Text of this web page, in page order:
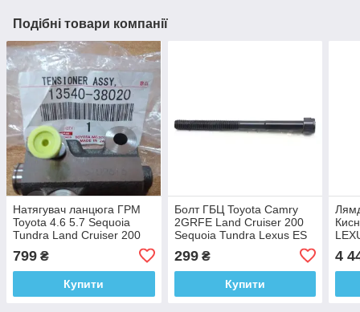
Подібні товари компанії
Натягувач ланцюга ГРМ
Toyota 4.6 5.7 Sequoia
Tundra Land Cruiser 200
Lexus LS 460 GX 460 LX
570 13540-38020
799 ₴
Купити
Болт ГБЦ Toyota Camry
2GRFE Land Cruiser 200
Sequoia Tundra Lexus ES
GS IS LS 460 LX 570 GX
460 NX RX
299₴
Купити
4